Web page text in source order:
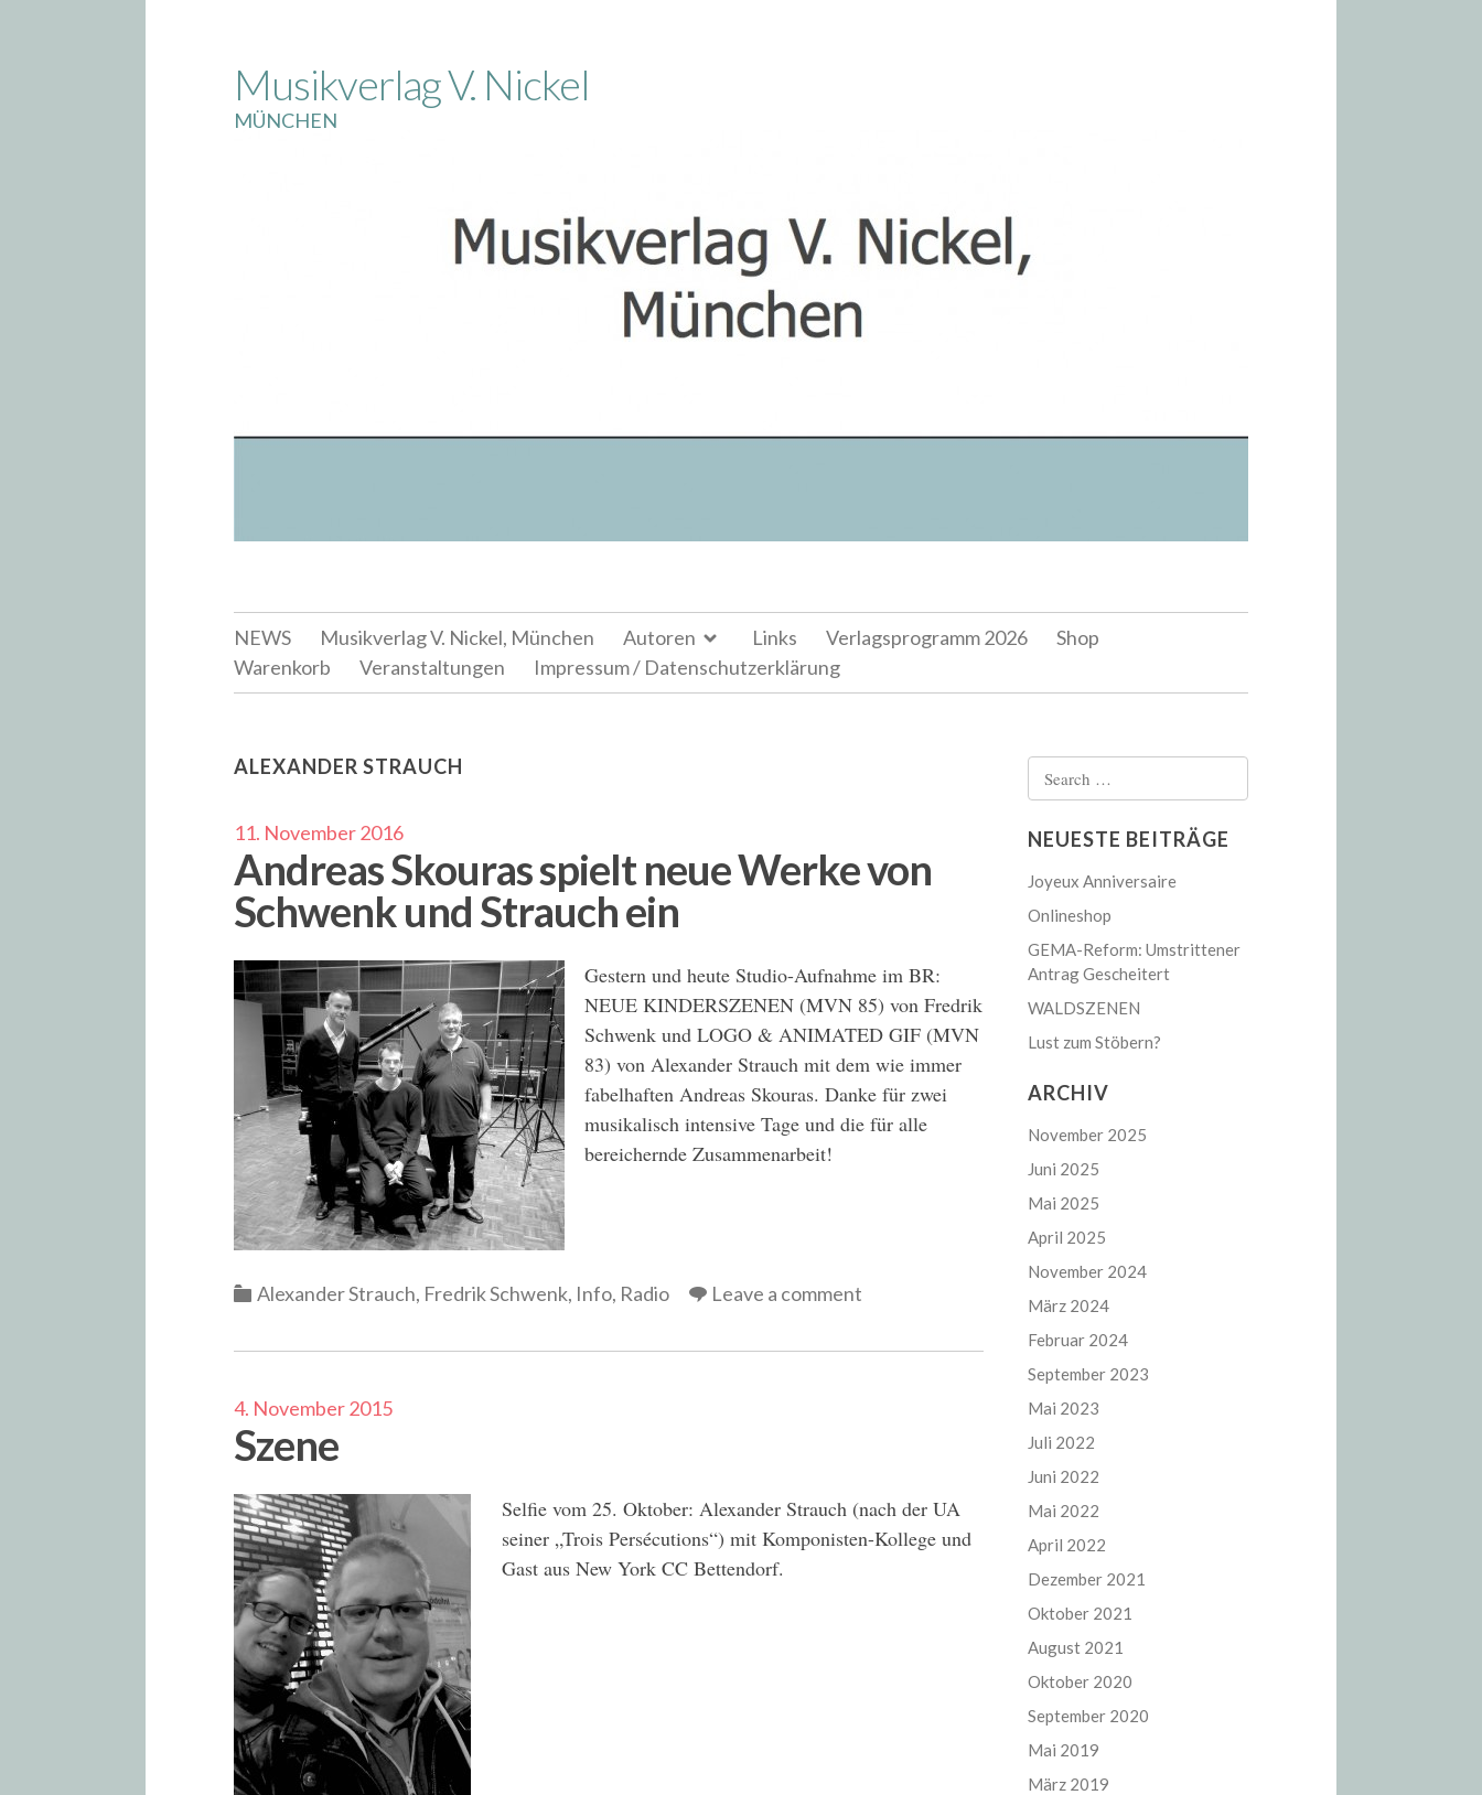
content
Musikverlag V. Nickel
MÜNCHEN
NEWS Musikverlag V. Nickel, München Autoren Links Verlagsprogramm 2026
Shop
Warenkorb
Veranstaltungen Impressum / Datenschutzerklärung
ALEXANDER STRAUCH
11. November 2016
Andreas Skouras spielt neue Werke von
Schwenk und Strauch ein
Gestern und heute Studio-Aufnahme im BR:
NEUE KINDERSZENEN (MVN 85) von Fredrik
Schwenk und LOGO & ANIMATED GIF (MVN
83) von Alexander Strauch mit dem wie immer
fabelhaften Andreas Skouras. Danke für zwei
musikalisch intensive Tage und die für alle
bereichernde Zusammenarbeit!
Categories
Alexander Strauch, Fredrik Schwenk, Info, Radio Leave a comment
4. November 2015
Szene
Selfie vom 25. Oktober: Alexander Strauch (nach der UA
seiner „Trois Persécutions“) mit Komponisten-Kollege und
Gast aus New York CC Bettendorf.
for:
NEUESTE BEITRÄGE
Joyeux Anniversaire
Onlineshop
GEMA-Reform: Umstrittener
Antrag Gescheitert
WALDSZENEN
Lust zum Stöbern?
ARCHIV
November 2025
Juni 2025
Mai 2025
April 2025
November 2024
März 2024
Februar 2024
September 2023
Mai 2023
Juli 2022
Juni 2022
Mai 2022
April 2022
Dezember 2021
Oktober 2021
August 2021
Oktober 2020
September 2020
Mai 2019
März 2019